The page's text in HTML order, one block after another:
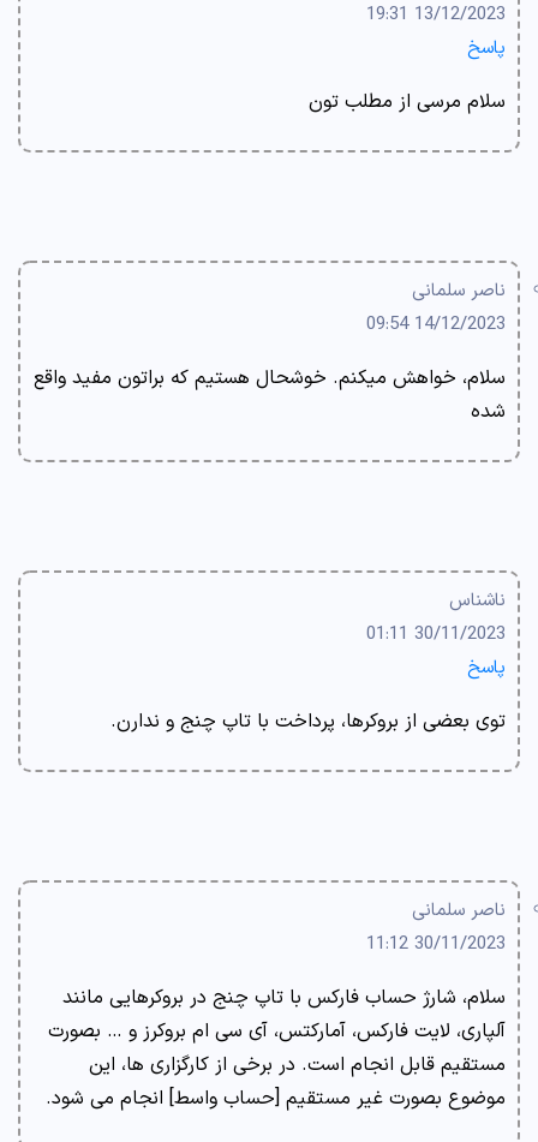
13/12/2023 19:31
پاسخ
سلام مرسی از مطلب تون
ناصر سلمانی
14/12/2023 09:54
سلام، خواهش میکنم. خوشحال هستیم که براتون مفید واقع
شده
ناشناس
30/11/2023 01:11
پاسخ
توی بعضی از بروکرها، پرداخت با تاپ چنج و ندارن.
ناصر سلمانی
30/11/2023 11:12
سلام، شارژ حساب فارکس با تاپ چنج در بروکرهایی مانند
آلپاری، لایت فارکس، آمارکتس، آی سی ام بروکرز و … بصورت
مستقیم قابل انجام است. در برخی از کارگزاری ها، این
موضوع بصورت غیر مستقیم [حساب واسط] انجام می شود.